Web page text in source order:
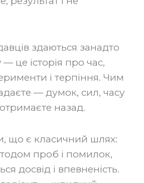
здаються занадто
це історія про час,
і терпіння. Чим
— думок, сил, часу
назад.
що є класичний шлях:
проб і помилок,
досвід і впевненість.